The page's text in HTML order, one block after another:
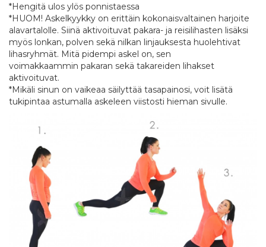
*Hengitä ulos ylös ponnistaessa
*HUOM! Askelkyykky on erittäin kokonaisvaltainen harjoite
alavartalolle. Siinä aktivoituvat pakara- ja reisilihasten lisäksi
myös lonkan, polven sekä nilkan linjauksesta huolehtivat
lihasryhmät. Mitä pidempi askel on, sen
voimakkaammin pakaran sekä takareiden lihakset
aktivoituvat.
*Mikäli sinun on vaikeaa säilyttää tasapainosi, voit lisätä
tukipintaa astumalla askeleen viistosti hieman sivulle.